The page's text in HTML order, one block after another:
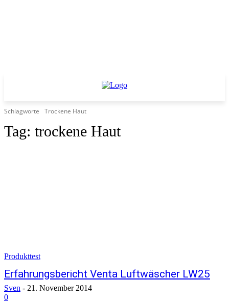
Schlagworte Trockene Haut
Tag: trockene Haut
Produkttest
Erfahrungsbericht Venta Luftwäscher LW25
Sven - 21. November 2014
0